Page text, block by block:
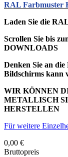
RAL Farbmuster
Laden Sie die
Scrollen Sie bis
DOWNLOADS
Denken Sie an
Bildschirms kann
WIR KÖNNEN
METALLISCH
HERSTELLEN
Für weitere
0,00 €
Bruttopreis